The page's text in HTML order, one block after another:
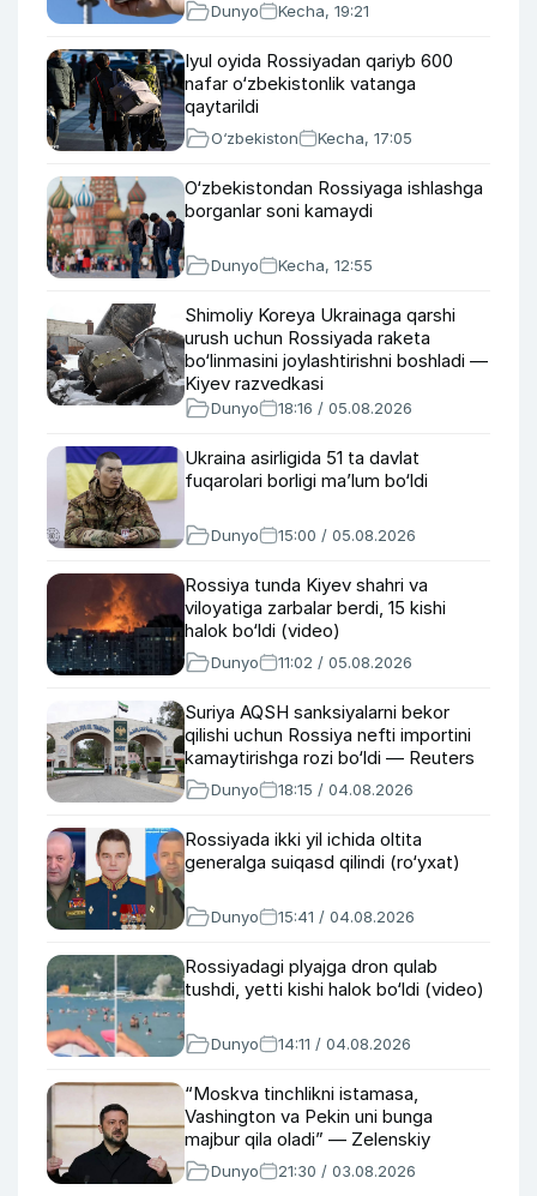
Dunyo Kecha, 19:21
Iyul oyida Rossiyadan qariyb 600
nafar o‘zbekistonlik vatanga
qaytarildi
O‘zbekiston Kecha, 17:05
O‘zbekistondan Rossiyaga ishlashga
borganlar soni kamaydi
Dunyo Kecha, 12:55
Shimoliy Koreya Ukrainaga qarshi
urush uchun Rossiyada raketa
bo‘linmasini joylashtirishni boshladi —
Kiyev razvedkasi
Dunyo 18:16 / 05.08.2026
Ukraina asirligida 51 ta davlat
fuqarolari borligi ma’lum bo‘ldi
Dunyo 15:00 / 05.08.2026
Rossiya tunda Kiyev shahri va
viloyatiga zarbalar berdi, 15 kishi
halok bo‘ldi (video)
Dunyo 11:02 / 05.08.2026
Suriya AQSH sanksiyalarni bekor
qilishi uchun Rossiya nefti importini
kamaytirishga rozi bo‘ldi — Reuters
Dunyo 18:15 / 04.08.2026
Rossiyada ikki yil ichida oltita
generalga suiqasd qilindi (ro‘yxat)
Dunyo 15:41 / 04.08.2026
Rossiyadagi plyajga dron qulab
tushdi, yetti kishi halok bo‘ldi (video)
Dunyo 14:11 / 04.08.2026
“Moskva tinchlikni istamasa,
Vashington va Pekin uni bunga
majbur qila oladi” — Zelenskiy
Dunyo 21:30 / 03.08.2026